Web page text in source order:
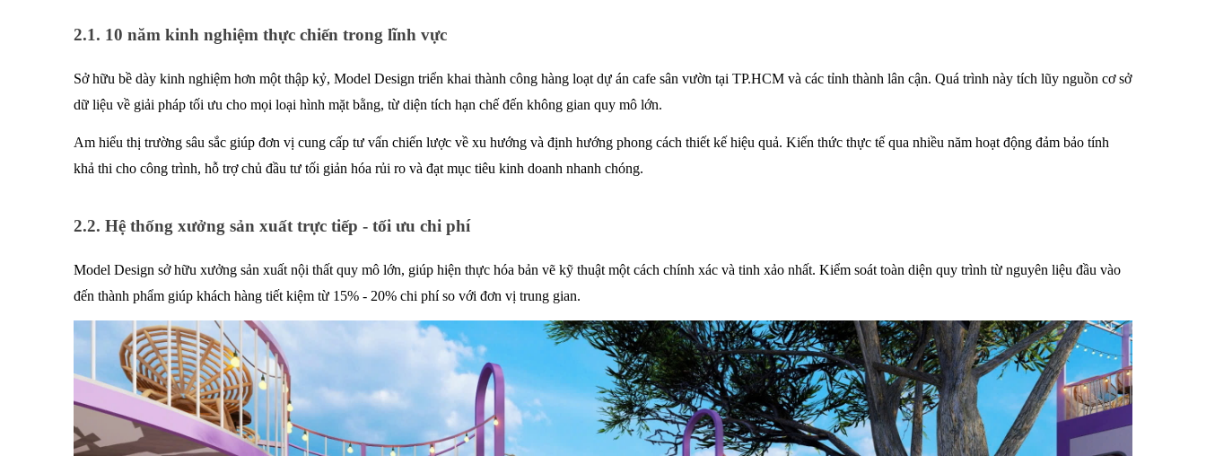
2.1. 10 năm kinh nghiệm thực chiến trong lĩnh vực
Sở hữu bề dày kinh nghiệm hơn một thập kỷ, Model Design triển khai thành công hàng loạt dự án cafe sân vườn tại TP.HCM và các tỉnh thành lân cận. Quá trình này tích lũy nguồn cơ sở
dữ liệu về giải pháp tối ưu cho mọi loại hình mặt bằng, từ diện tích hạn chế đến không gian quy mô lớn.
Am hiểu thị trường sâu sắc giúp đơn vị cung cấp tư vấn chiến lược về xu hướng và định hướng phong cách thiết kế hiệu quả. Kiến thức thực tế qua nhiều năm hoạt động đảm bảo tính
khả thi cho công trình, hỗ trợ chủ đầu tư tối giản hóa rủi ro và đạt mục tiêu kinh doanh nhanh chóng.
2.2. Hệ thống xưởng sản xuất trực tiếp - tối ưu chi phí
Model Design sở hữu xưởng sản xuất nội thất quy mô lớn, giúp hiện thực hóa bản vẽ kỹ thuật một cách chính xác và tinh xảo nhất. Kiểm soát toàn diện quy trình từ nguyên liệu đầu vào
đến thành phẩm giúp khách hàng tiết kiệm từ 15% - 20% chi phí so với đơn vị trung gian.